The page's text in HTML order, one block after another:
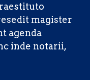
magister
agenda
inde notarii,